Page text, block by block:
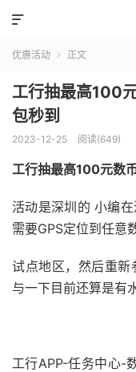

优惠活动  正文
工行抽最高100
包秒到
2023-12-25 阅读(649)
工行抽最高100元数
活动是深圳的 小编
需要GPS定位到任意
试点地区，然后重
与一下目前还算是有
工行APP-任务中心-